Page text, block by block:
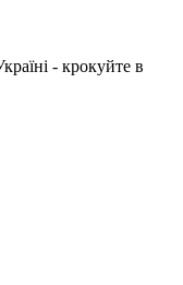
- крокуйте в